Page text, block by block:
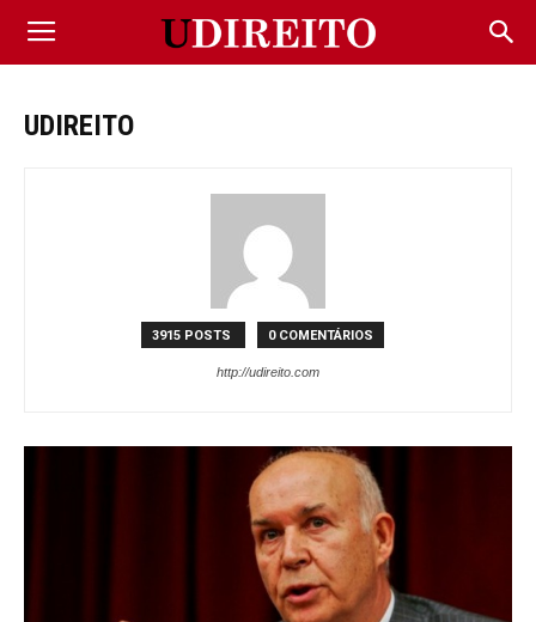
UDIREITO
3915 POSTS 0 COMENTÁRIOS
http://udireito.com